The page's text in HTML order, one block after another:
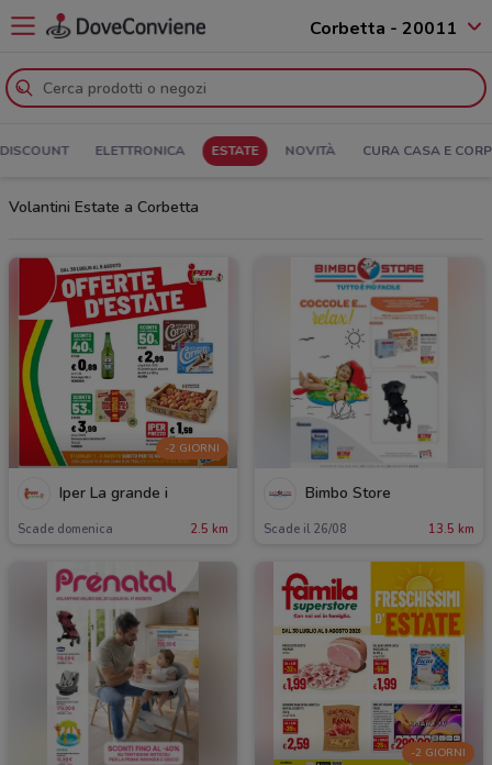
Corbetta - 20011
DISCOUNT ELETTRONICA ESTATE NOVITÀ CURA CASA E
Volantini Estate a Corbetta
-2 GIORNI
Iper La grande i
Scade domenica 2.5 km
Bimbo Store
Scade il 26/08 13.5 km
-2 GIORNI